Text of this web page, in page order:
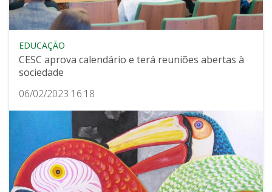
EDUCAÇÃO
CESC aprova calendário e terá reuniões abertas à
sociedade
06/02/2023 16:18